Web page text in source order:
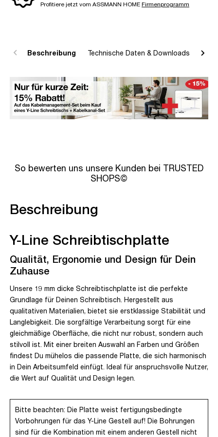
Profitiere jetzt vom ASSMANN HOME Firmenprogramm
Beschreibung Technische Daten & Downloads
So bewerten uns unsere Kunden bei TRUSTED
SHOPS©
Beschreibung
Y-Line Schreibtischplatte
Qualität, Ergonomie und Design für Dein
Zuhause
Unsere 19 mm dicke Schreibtischplatte ist die perfekte
Grundlage für Deinen Schreibtisch. Hergestellt aus
qualitativen Materialien, bietet sie erstklassige Stabilität und
Langlebigkeit. Die sorgfältige Verarbeitung sorgt für eine
gleichmäßige Oberfläche, die nicht nur robust, sondern auch
stilvoll ist. Mit einer breiten Auswahl an Farben und Größen
findest Du mühelos die passende Platte, die sich harmonisch
in Dein Arbeitsumfeld einfügt. Ideal für anspruchsvolle Nutzer,
die Wert auf Qualität und Design legen.
Bitte beachten: Die Platte weist fertigungsbedingte
Vorbohrungen für das Y-Line Gestell auf! Die Bohrungen
sind für die Kombination mit einem anderen Gestell nicht